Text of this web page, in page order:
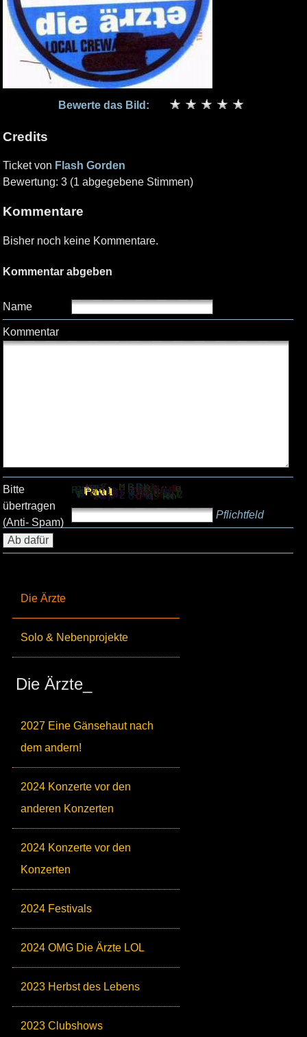
Die Ärzte
Solo & Nebenprojekte
Die Ärzte_
2027 Eine Gänsehaut nach
dem andern!
2024 Konzerte vor den
anderen Konzerten
2024 Konzerte vor den
Konzerten
2024 Festivals
2024 OMG Die Ärzte LOL
2023 Herbst des Lebens
2023 Clubshows
Bewerte das Bild:
Credits
Ticket von Flash Gorden
Bewertung: 3 (1 abgegebene Stimmen)
Kommentare
Bisher noch keine Kommentare.
Kommentar abgeben
Name
Kommentar
Bitte
übertragen
(Anti- Spam)
Pflichtfeld